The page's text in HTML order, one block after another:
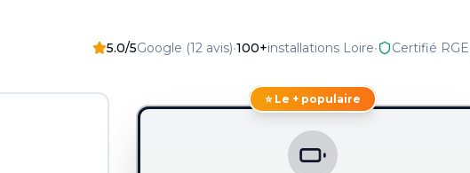
5.0/5Google (12avis)•100+installations Loire• Certifié
⭐ Le + populaire